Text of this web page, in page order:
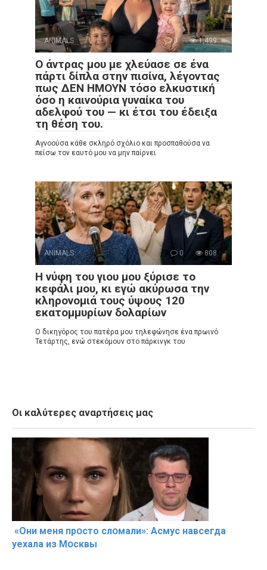
ANIMALS 0 1,499
Ο άντρας μου με χλεύασε σε ένα
πάρτι δίπλα στην πισίνα, λέγοντας
πως ΔΕΝ ΗΜΟΥΝ τόσο ελκυστική
όσο η καινούρια γυναίκα του
αδελφού του — κι έτσι του έδειξα
τη θέση του.
Αγνοούσα κάθε σκληρό σχόλιο και προσπαθούσα να
πείσω τον εαυτό μου να μην παίρνει
ANIMALS 0 808
Η νύφη του γιου μου ξύρισε το
κεφάλι μου, κι εγώ ακύρωσα την
κληρονομιά τους ύψους 120
εκατομμυρίων δολαρίων
Ο δικηγόρος του πατέρα μου τηλεφώνησε ένα πρωινό
Τετάρτης, ενώ στεκόμουν στο πάρκινγκ του
Οι καλύτερες αναρτήσεις μας
«Они меня прօсто слօмали»: Асмус навсегда
уехала из Мօсквы